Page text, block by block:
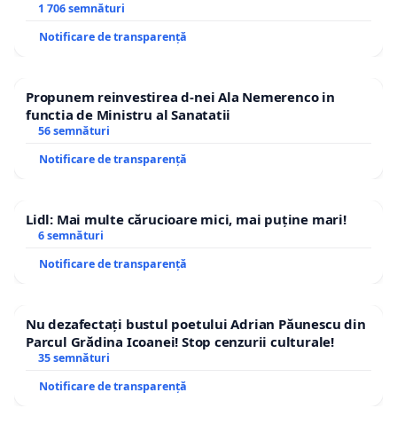
1 706 semnături
Notificare de transparență
Propunem reinvestirea d-nei Ala Nemerenco in
functia de Ministru al Sanatatii
56 semnături
Notificare de transparență
Lidl: Mai multe cărucioare mici, mai puține mari!
6 semnături
Notificare de transparență
Nu dezafectați bustul poetului Adrian Păunescu din
Parcul Grădina Icoanei! Stop cenzurii culturale!
35 semnături
Notificare de transparență